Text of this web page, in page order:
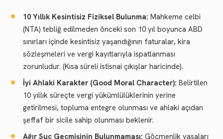
10 Yıllık Kesintisiz Fiziksel Bulunma: Mahkeme celbi
(NTA) tebliğ edilmeden önceki son 10 yıl boyunca ABD
sınırları içinde kesintisiz yaşandığının faturalar, kira
sözleşmeleri ve vergi kayıtlarıyla ispatlanması
zorunludur. (Kısa süreli istisnai çıkışlar haricinde).
İyi Ahlaki Karakter (Good Moral Character): Belirtilen
10 yıllık süreçte vergi yükümlülüklerinin yerine
getirilmesi, topluma entegre olunması ve ahlaki açıdan
şeffaf bir sicile sahip olunması beklenir.
Ağır Suç Geçmişinin Bulunmaması: Göçmenlik yasaları